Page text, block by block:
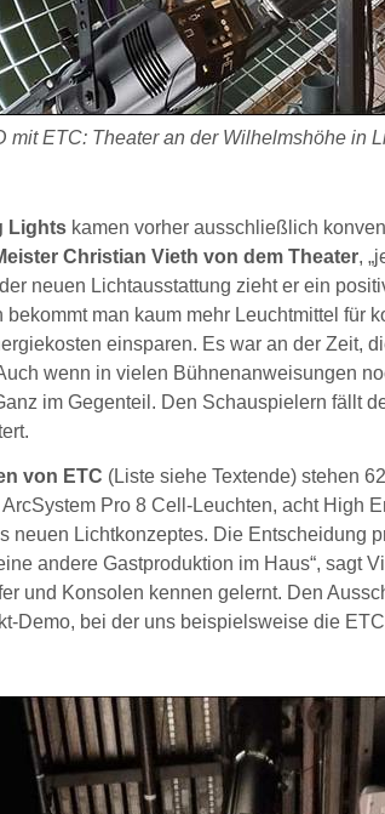
mit ETC: Theater an der Wilhelmshöhe in
Lights kamen vorher ausschließlich
Christian Vieth von dem Theater,
neuen Lichtausstattung zieht er ein
man kaum mehr Leuchtmittel für
einsparen. Es war an der Zeit,
wenn in vielen Bühnenanweisungen
im Gegenteil. Den Schauspielern fällt
von ETC (Liste siehe Textende) stehen
Pro 8 Cell-Leuchten, acht High
neuen Lichtkonzeptes. Die Entscheidung
andere Gastproduktion im Haus“, sagt
und Konsolen kennen gelernt. Den
Demo, bei der uns beispielsweise die